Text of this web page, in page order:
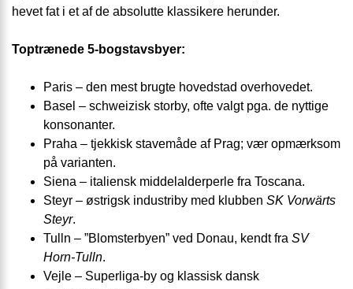
hevet fat i et af de absolutte klassikere herunder.
Toptrænede 5-bogstavsbyer:
Paris – den mest brugte hovedstad overhovedet.
Basel – schweizisk storby, ofte valgt pga. de nyttige
konsonanter.
Praha – tjekkisk stavemåde af Prag; vær opmærksom
på varianten.
Siena – italiensk middelalderperle fra Toscana.
Steyr – østrigsk industriby med klubben SK Vorwärts
Steyr.
Tulln – ”Blomsterbyen” ved Donau, kendt fra SV
Horn-Tulln.
Vejle – Superliga-by og klassisk dansk